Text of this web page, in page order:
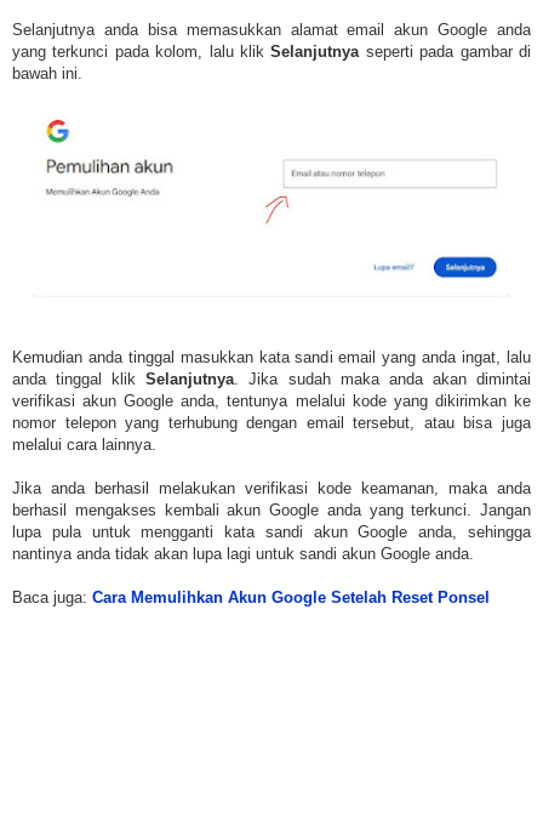
Selanjutnya anda bisa memasukkan alamat email akun Google anda
yang terkunci pada kolom, lalu klikSelanjutnya seperti pada gambar di
bawah ini.
Kemudian anda tinggal masukkan kata sandi email yang anda ingat, lalu
anda tinggal klikSelanjutnya . Jika sudah maka anda akan dimintai
verifikasi akun Google anda, tentunya melalui kode yang dikirimkan ke
nomor telepon yang terhubung dengan email tersebut, atau bisa juga
melalui cara lainnya.
Jika anda berhasil melakukan verifikasi kode keamanan, maka anda
berhasil mengakses kembali akun Google anda yang terkunci. Jangan
lupa pula untuk mengganti kata sandi akun Google anda, sehingga
nantinya anda tidak akan lupa lagi untuk sandi akun Google anda.
Baca juga: Cara Memulihkan Akun Google Setelah Reset Ponsel